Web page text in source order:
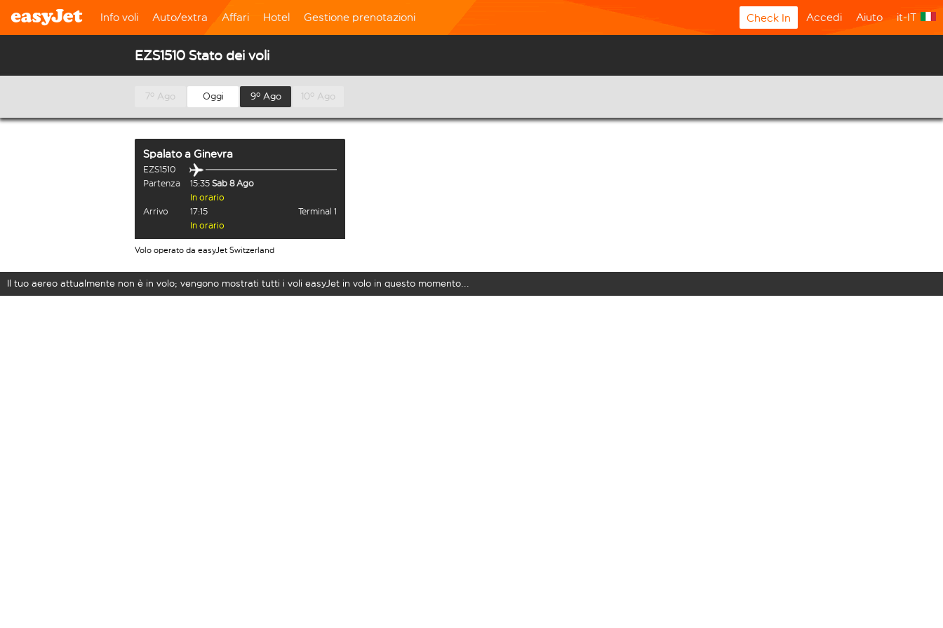
Info voli Auto/extra Affari Hotel Gestione prenotazioni Check In Accedi Aiuto it-IT
EZS1510 Stato dei voli
7º Ago Oggi 9º Ago 10º Ago
Spalatoa Ginevra
EZS1510
Partenza
15:35 Sab 8 Ago
In orario
Arrivo
17:15
Terminal 1
In orario
Volo operato da easyJet Switzerland
Il tuo aereo attualmente non è in volo; vengono mostrati tutti i voli easyJet in volo in questo momento...